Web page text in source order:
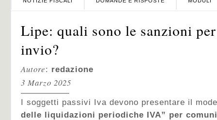
Lipe: quali sono le sanzioni
invio?
Autore: redazione
3 Marzo 2025
I soggetti passivi Iva devono presentare il
delle liquidazioni periodiche IVA” per